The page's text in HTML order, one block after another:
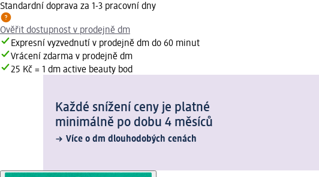
Standardní doprava za 1-3 pracovní dny
Ověřit dostupnost v prodejně dm
Expresní vyzvednutí v prodejně dm do 60 minut
Vrácení zdarma v prodejně dm
25 Kč = 1 dm active beauty bod
Každé snížení ceny je platné
minimálně po dobu 4 měsíců
Více o dm dlouhodobých cenách